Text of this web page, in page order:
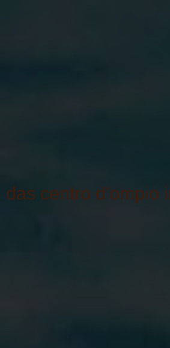
das centro d'ompio